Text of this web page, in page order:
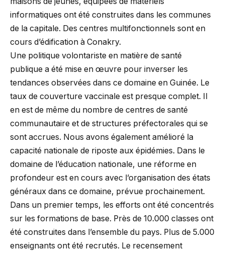
informatiques ont été construites dans les communes
de la capitale. Des centres multifonctionnels sont en
cours d’édification à Conakry.
Une politique volontariste en matière de santé
publique a été mise en œuvre pour inverser les
tendances observées dans ce domaine en Guinée. Le
taux de couverture vaccinale est presque complet. Il
en est de même du nombre de centres de santé
communautaire et de structures préfectorales qui se
sont accrues. Nous avons également amélioré la
capacité nationale de riposte aux épidémies. Dans le
domaine de l’éducation nationale, une réforme en
profondeur est en cours avec l’organisation des états
généraux dans ce domaine, prévue prochainement.
Dans un premier temps, les efforts ont été concentrés
sur les formations de base. Près de 10.000 classes ont
été construites dans l’ensemble du pays. Plus de 5.000
enseignants ont été recrutés. Le recensement